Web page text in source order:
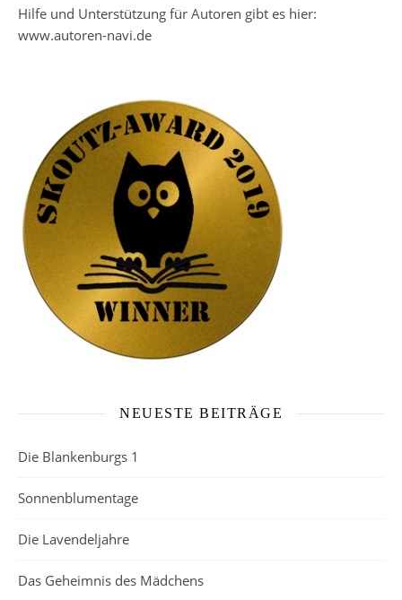
Hilfe und Unterstützung für Autoren gibt es hier:
www.autoren-navi.de
NEUESTE BEITRÄGE
Die Blankenburgs 1
Sonnenblumentage
Die Lavendeljahre
Das Geheimnis des Mädchens